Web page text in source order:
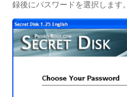
録後にパスワードを選択します。